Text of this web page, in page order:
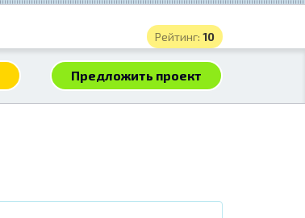
Рейтинг: 10
Предложить проект